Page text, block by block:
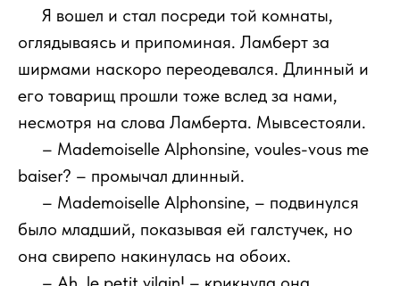
Я вошел и стал посреди той комнаты,
оглядываясь и припоминая. Ламберт за
ширмами наскоро переодевался. Длинный и
его товарищ прошли тоже вслед за нами,
несмотря на слова Ламберта. Мывсестояли.
– Mademoiselle Alphonsine, voules-vous me
baiser? – промычал длинный.
– Mademoiselle Alphonsine, – подвинулся
было младший, показывая ей галстучек, но
она свирепо накинулась на обоих.